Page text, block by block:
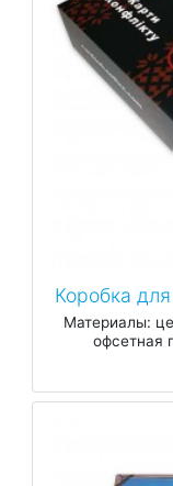
Коробка
Материалы:
офсетная